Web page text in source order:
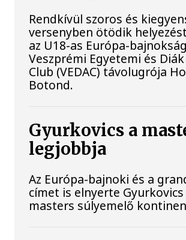
Rendkívül szoros és
versenyben ötödik
az U18-as Európa-
Veszprémi Egyetemi és
Club (VEDAC) távolugrója
Botond.
Gyurkovics a
legjobbja
Az Európa-bajnoki és a
címet is elnyerte Gyurkovics
masters súlyemelő